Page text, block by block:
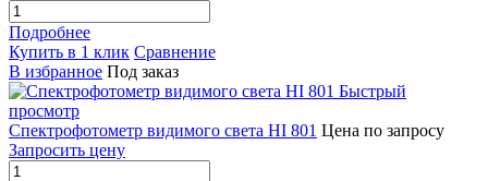
Подробнее
Купить в 1 клик Сравнение
В избранное Под заказ
Быстрый
просмотр
Спектрофотометр видимого света HI 801 Цена по запросу
Запросить цену